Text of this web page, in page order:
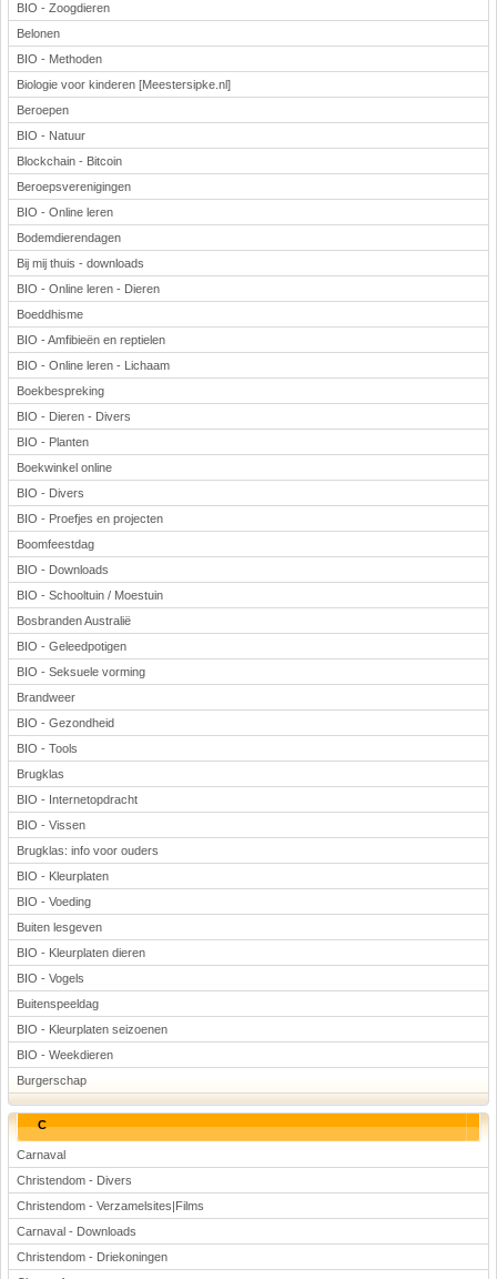
BIO - Zoogdieren
Belonen
BIO - Methoden
Biologie voor kinderen [Meestersipke.nl]
Beroepen
BIO - Natuur
Blockchain - Bitcoin
Beroepsverenigingen
BIO - Online leren
Bodemdierendagen
Bij mij thuis - downloads
BIO - Online leren - Dieren
Boeddhisme
BIO - Amfibieën en reptielen
BIO - Online leren - Lichaam
Boekbespreking
BIO - Dieren - Divers
BIO - Planten
Boekwinkel online
BIO - Divers
BIO - Proefjes en projecten
Boomfeestdag
BIO - Downloads
BIO - Schooltuin / Moestuin
Bosbranden Australië
BIO - Geleedpotigen
BIO - Seksuele vorming
Brandweer
BIO - Gezondheid
BIO - Tools
Brugklas
BIO - Internetopdracht
BIO - Vissen
Brugklas: info voor ouders
BIO - Kleurplaten
BIO - Voeding
Buiten lesgeven
BIO - Kleurplaten dieren
BIO - Vogels
Buitenspeeldag
BIO - Kleurplaten seizoenen
BIO - Weekdieren
Burgerschap
C
Carnaval
Christendom - Divers
Christendom - Verzamelsites|Films
Carnaval - Downloads
Christendom - Driekoningen